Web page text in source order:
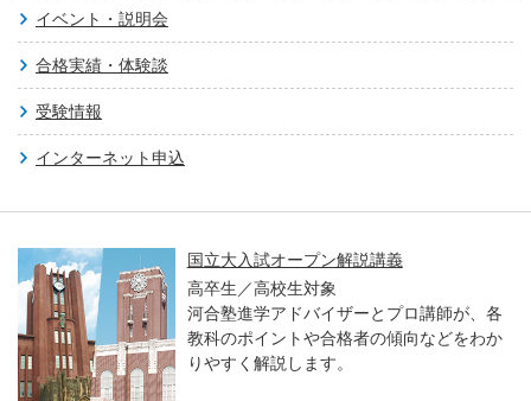
イベント・説明会
合格実績・体験談
受験情報
インターネット申込
国立大入試オープン解説講義
高卒生／高校生対象
河合塾進学アドバイザーとプロ講師が、各
教科のポイントや合格者の傾向などをわか
りやすく解説します。